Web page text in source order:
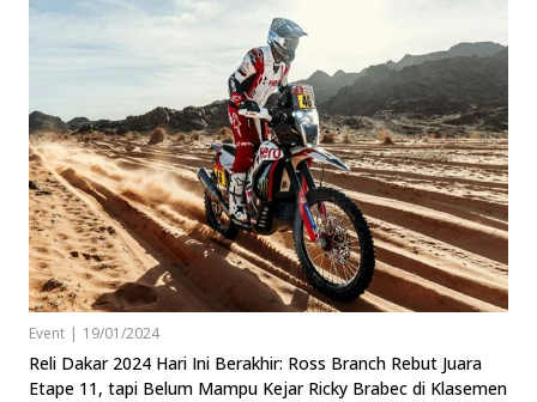
Event | 19/01/2024
Reli Dakar 2024 Hari Ini Berakhir: Ross Branch Rebut Juara
Etape 11, tapi Belum Mampu Kejar Ricky Brabec di Klasemen